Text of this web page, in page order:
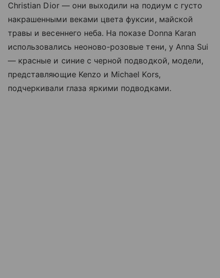
Christian Dior — они выходили на подиум с густо
накрашенными веками цвета фуксии, майской
травы и весеннего неба. На показе Donna Karan
использовались неоново-розовые тени, у Anna Sui
— красные и синие с черной подводкой, модели,
представляющие Kenzo и Michael Kors,
подчеркивали глаза яркими подводками.